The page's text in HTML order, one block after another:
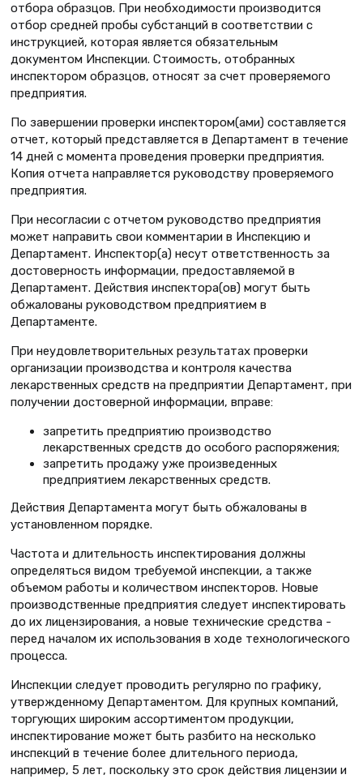
отбора образцов. При необходимости производится
отбор средней пробы субстанций в соответствии с
инструкцией, которая является обязательным
документом Инспекции. Стоимость, отобранных
инспектором образцов, относят за счет проверяемого
предприятия.
По завершении проверки инспектором(ами) составляется
отчет, который представляется в Департамент в течение
14 дней с момента проведения проверки предприятия.
Копия отчета направляется руководству проверяемого
предприятия.
При несогласии с отчетом руководство предприятия
может направить свои комментарии в Инспекцию и
Департамент. Инспектор(а) несут ответственность за
достоверность информации, предоставляемой в
Департамент. Действия инспектора(ов) могут быть
обжалованы руководством предприятием в
Департаменте.
При неудовлетворительных результатах проверки
организации производства и контроля качества
лекарственных средств на предприятии Департамент, при
получении достоверной информации, вправе:
запретить предприятию производство
лекарственных средств до особого распоряжения;
запретить продажу уже произведенных
предприятием лекарственных средств.
Действия Департамента могут быть обжалованы в
установленном порядке.
Частота и длительность инспектирования должны
определяться видом требуемой инспекции, а также
объемом работы и количеством инспекторов. Новые
производственные предприятия следует инспектировать
до их лицензирования, а новые технические средства -
перед началом их использования в ходе технологического
процесса.
Инспекции следует проводить регулярно по графику,
утвержденному Департаментом. Для крупных компаний,
торгующих широким ассортиментом продукции,
инспектирование может быть разбито на несколько
инспекций в течение более длительного периода,
например, 5 лет, поскольку это срок действия лицензии и